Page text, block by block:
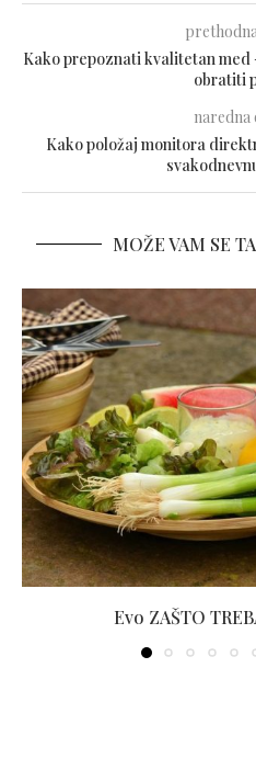
Kako prepoznati kvalitetan
obratiti
naredna
Kako položaj monitora
MOŽE VAM SE
Evo ZAŠTO